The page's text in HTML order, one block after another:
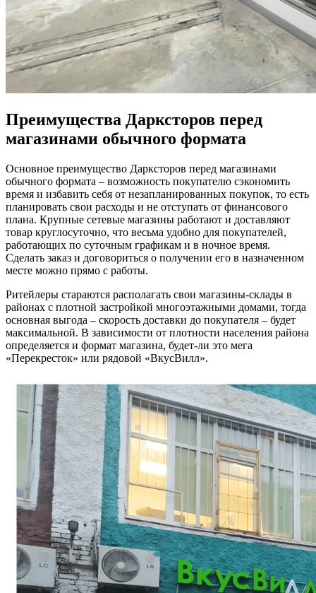
Преимущества Дарксторов перед
магазинами обычного формата
Основное преимущество Дарксторов перед магазинами
обычного формата – возможность покупателю сэкономить
время и избавить себя от незапланированных покупок, то есть
планировать свои расходы и не отступать от финансового
плана. Крупные сетевые магазины работают и доставляют
товар круглосуточно, что весьма удобно для покупателей,
работающих по суточным графикам и в ночное время.
Сделать заказ и договориться о получении его в назначенном
месте можно прямо с работы.
Ритейлеры стараются располагать свои магазины-склады в
районах с плотной застройкой многоэтажными домами, тогда
основная выгода – скорость доставки до покупателя – будет
максимальной. В зависимости от плотности населения района
определяется и формат магазина, будет-ли это мега
«Перекресток» или рядовой «ВкусВилл».